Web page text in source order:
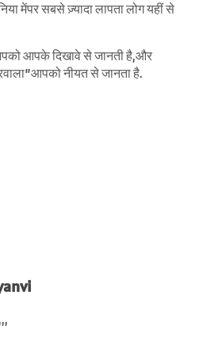
मेंपर सबसे ज़्यादा लापता लोग यहीं से
आपके दिखावे से जानती है,और
नीयत से जानता है.